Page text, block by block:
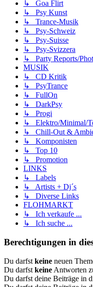
↳ Goa Flirt
↳ Psy Kunst
↳ Trance-Musik
↳ Psy-Schweiz
↳ Psy-Suisse
↳ Psy-Svizzera
↳ Party Reports/
MUSIK
↳ CD Kritik
↳ PsyTrance
↳ FullOn
↳ DarkPsy
↳ Progi
↳ Elektro/Minimal/
↳ Chill-Out &
↳ Komponisten
↳ Top 10
↳ Promotion
LINKS
↳ Labels
↳ Artists + Dj´s
↳ Diverse Links
FLOHMARKT
↳ Ich verkaufe ...
↳ Ich suche ...
Berechtigungen in
Du darfst keine neuen
Du darfst keine Antworten
Du darfst deine Beiträge in